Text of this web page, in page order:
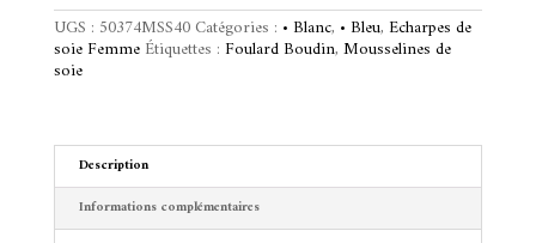
-
Etude
de
Ciel
n
a
t
:
UGS : 50374MSS40 Catégories : • Blanc, • Bleu, Echarpes de
soie Femme Étiquettes : Foulard Boudin, Mousselines de
soie
Description
Informations complémentaires